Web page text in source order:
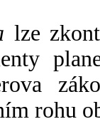
lze
rohu